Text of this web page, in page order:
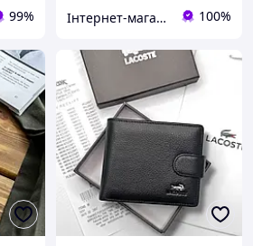
99% Інтернет-магазин "Allana" 100%